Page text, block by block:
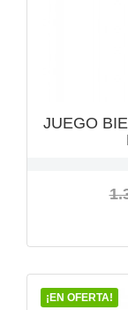
JUEGO
¡EN OFERTA!